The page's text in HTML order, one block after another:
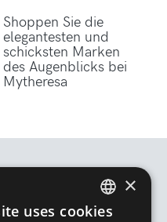
Shoppen Sie die
elegantesten und
schicksten Marken
des Augenblicks bei
Mytheresa
ENGLISH
×
uses cookies